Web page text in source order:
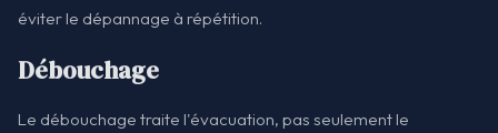
éviter le dépannage à répétition.
Débouchage
Le débouchage traite l'évacuation, pas seulement le